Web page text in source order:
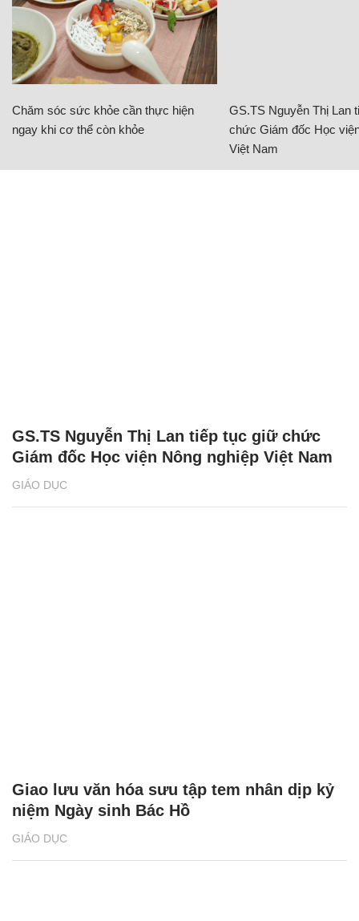
Chăm sóc sức khỏe cần thực hiện
ngay khi cơ thể còn khỏe
GS.TS Nguyễn Thị Lan
chức Giám đốc Học
Việt Nam
GIÁO DỤC
GS.TS Nguyễn Thị Lan tiếp tục giữ chức
Giám đốc Học viện Nông nghiệp Việt Nam
GIÁO DỤC
Giao lưu văn hóa sưu tập tem nhân dịp kỷ
niệm Ngày sinh Bác Hồ